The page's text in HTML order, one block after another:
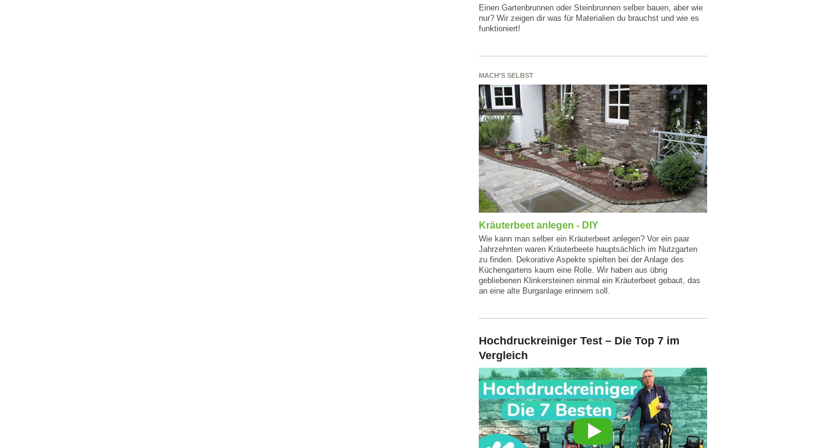
Einen Gartenbrunnen oder Steinbrunnen selber bauen, aber wie
nur? Wir zeigen dir was für Materialien du brauchst und wie es
funktioniert!
MACH'S SELBST
Kräuterbeet anlegen - DIY
Wie kann man selber ein Kräuterbeet anlegen? Vor ein paar
Jahrzehnten waren Kräuterbeete hauptsächlich im Nutzgarten
zu finden. Dekorative Aspekte spielten bei der Anlage des
Küchengartens kaum eine Rolle. Wir haben aus übrig
gebliebenen Klinkersteinen einmal ein Kräuterbeet gebaut, das
an eine alte Burganlage erinnern soll.
Hochdruckreiniger Test – Die Top 7 im
Vergleich